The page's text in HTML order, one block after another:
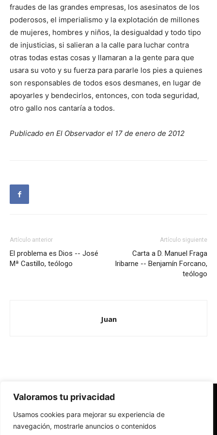
Valoramos tu privacidad
Usamos cookies para mejorar su experiencia de
navegación, mostrarle anuncios o contenidos
fraudes de las grandes empresas, los asesinatos de los
poderosos, el imperialismo y la explotación de millones
de mujeres, hombres y niños, la desigualdad y todo tipo
de injusticias, si salieran a la calle para luchar contra
otras todas estas cosas y llamaran a la gente para que
usara su voto y su fuerza para pararle los pies a quienes
son responsables de todos esos desmanes, en lugar de
apoyarles y bendecirlos, entonces, con toda seguridad,
otro gallo nos cantaría a todos.
Publicado en El Observador el 17 de enero de 2012
Artículo anterior
El problema es Dios -- José
Mª Castillo, teólogo
Artículo siguiente
Carta a D. Manuel Fraga
Iribarne -- Benjamín Forcano,
teólogo
Juan
Redes Cristianas
Una mirada alternativa sobre la Iglesia católica y la sociedad
- Colectivos de Redes Cristianas